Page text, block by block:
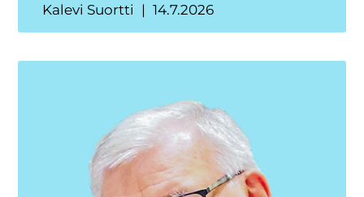
Kalevi Suortti 14.7.2026